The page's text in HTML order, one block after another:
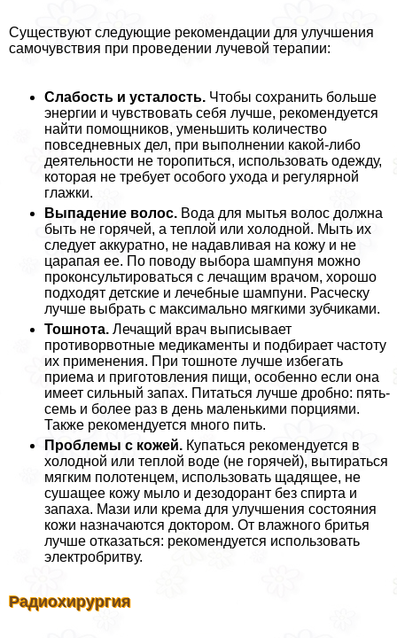
Существуют следующие рекомендации для улучшения
самочувствия при проведении лучевой терапии:
Слабость и усталость. Чтобы сохранить больше
энергии и чувствовать себя лучше, рекомендуется
найти помощников, уменьшить количество
повседневных дел, при выполнении какой-либо
деятельности не торопиться, использовать одежду,
которая не требует особого ухода и регулярной
глажки.
Выпадение волос. Вода для мытья волос должна
быть не горячей, а теплой или холодной. Мыть их
следует аккуратно, не надавливая на кожу и не
царапая ее. По поводу выбора шампуня можно
проконсультироваться с лечащим врачом, хорошо
подходят детские и лечебные шампуни. Расческу
лучше выбрать с максимально мягкими зубчиками.
Тошнота. Лечащий врач выписывает
противорвотные медикаменты и подбирает частоту
их применения. При тошноте лучше избегать
приема и приготовления пищи, особенно если она
имеет сильный запах. Питаться лучше дробно: пять-
семь и более раз в день маленькими порциями.
Также рекомендуется много пить.
Проблемы с кожей. Купаться рекомендуется в
холодной или теплой воде (не горячей), вытираться
мягким полотенцем, использовать щадящее, не
сушащее кожу мыло и дезодорант без спирта и
запаха. Мази или крема для улучшения состояния
кожи назначаются доктором. От влажного бритья
лучше отказаться: рекомендуется использовать
электробритву.
Радиохирургия